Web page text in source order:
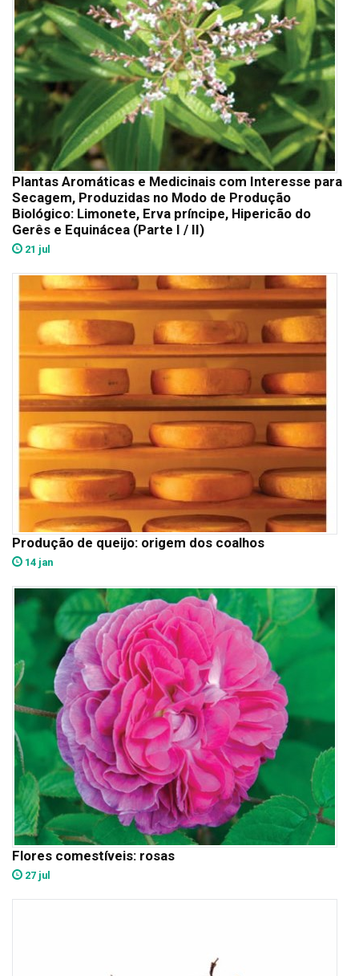
Plantas Aromáticas e Medicinais com Interesse para
Secagem, Produzidas no Modo de Produção
Biológico: Limonete, Erva príncipe, Hipericão do
Gerês e Equinácea (Parte I / II)
21 jul
Produção de queijo: origem dos coalhos
14 jan
Flores comestíveis: rosas
27 jul